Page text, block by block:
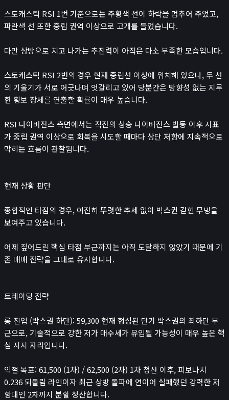
스토캐스틱 RSI 1번 기준으로는 주황색 선이 하락을 멈추어 주었고,
파란색 선 또한 중립 권역 이상으로 고개를 들었습니다.
다만 상방으로 치고 나가는 추진력이 아직은 다소 부족한 모습입니다.
스토캐스틱 RSI 2번의 경우 현재 중립선 이상에 위치해 있으나, 두 선
의 기울기가 서로 어긋나며 엇갈리고 있어 당분간은 방향성 없는 지루
한 횡보 장세를 연출할 확률이 매우 높습니다.
RSI 다이버전스 측면에서는 직전의 상승 다이버전스 발동 이후 지표
가 중립 권역 이상으로 회복을 시도할 때마다 상단 저항에 지속적으로
막히는 흐름이 관찰됩니다.
현재 상황 판단
종합적인 타점의 경우, 여전히 뚜렷한 추세 없이 박스권 갇힌 무빙을
보여주고 있습니다.
어제 짚어드린 핵심 타점 부근까지는 아직 도달하지 않았기 때문에 기
존 매매 전략을 그대로 유지합니다.
트레이딩 전략
롱 진입 (박스권 하단): 59,300 현재 형성된 단기 박스권의 최하단 부
근으로, 기술적으로 강한 저가 매수세가 유입될 가능성이 매우 높은 핵
심 지지 자리입니다.
익절 목표: 61,500 (1차) / 62,500 (2차) 1차 청산 이후, 피보나치
0.236 되돌림 라인이자 최근 상방 돌파에 연이어 실패했던 강력한 저
항대인 2차까지 분할 청산합니다.